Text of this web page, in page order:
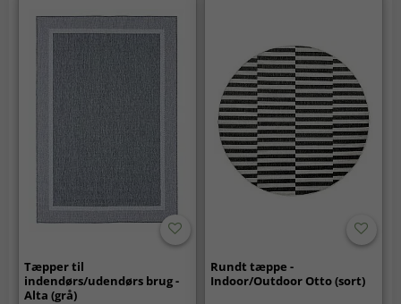
Tæpper til
indendørs/udendørs brug -
Alta (grå)
Rundt tæppe -
Indoor/Outdoor Otto (sort)